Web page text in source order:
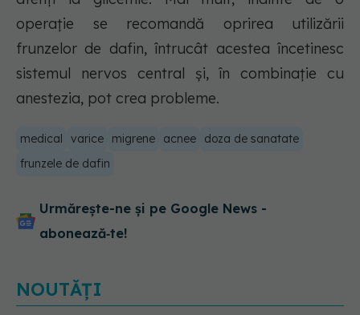
operație se recomandă oprirea utilizării
frunzelor de dafin, întrucât acestea încetinesc
sistemul nervos central și, în combinație cu
anestezia, pot crea probleme.
medical varice migrene acnee
doza de sanatate
frunzele de dafin
Urmărește-ne și pe Google News -
abonează‑te!
NOUTĂȚI